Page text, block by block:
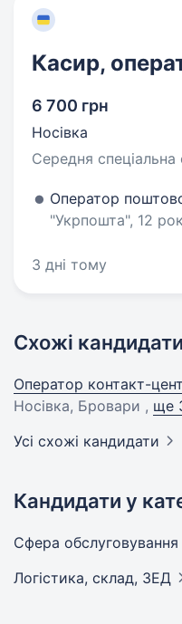
Касир,
6 700 грн
Носівка
Середня спеціальна
Оператор
"Укрпошта", 12
3 дні тому
Схожі кандидати
Оператор контакт-
Носівка, Бровари , ще
Усі схожі кандидати
Кандидати у
Сфера обслуговування
Логістика, склад, ЗЕД